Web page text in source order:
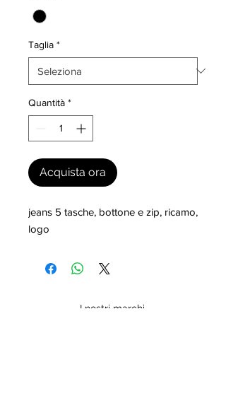
Taglia *
Quantità *
Acquista ora
jeans 5 tasche, bottone e zip, ricamo,
logo
I nostri marchi